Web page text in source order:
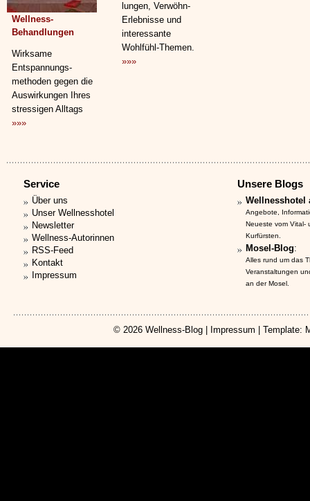
Wellness-
Behandlungen
Wirksame
Entspannungs­
methoden gegen die
Auswirkungen Ihres
stressigen Alltags
»»»
lungen, Verwöhn-
Erlebnisse und
interessante
Wohlfühl-Themen.
»»»
Service
Über uns
Unser Wellnesshotel
Newsletter
Wellness-Autorinnen
RSS-Feed
Kontakt
Impressum
Unsere Blogs
Wellnesshotel
Angebote,
Neueste vom Vital-
Kurfürsten.
Mosel-Blog:
Alles rund um das
Veranstaltungen
an der Mosel.
© 2026 Wellness-Blog Impressum | Template: